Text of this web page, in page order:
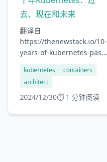
去、现在和未来
翻译自
https://thenewstack.io/10-
years-of-kubernetes-past-
present-and-future/ Matt
Butcher...
kubernetes
containers
architect
2024/12/30⏱️ 1 分钟阅读